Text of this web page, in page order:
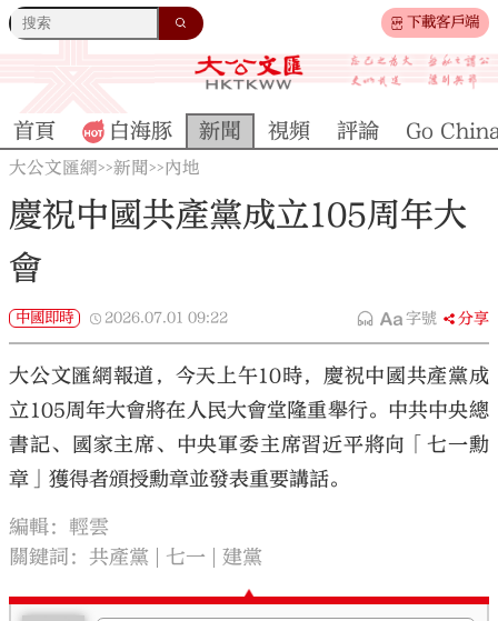
下載客戶端
首頁 白海豚 新聞 視頻 評論 Go
大公文匯網>>新聞>>內地
慶祝中國共產黨成立105周年大
會
中國即時 2026.07.01 09:22 字號 分享
大公文匯網報道，今天上午10時，慶祝中國共產黨成
立105周年大會將在人民大會堂隆重舉行。中共中央總
書記、國家主席、中央軍委主席習近平將向「七一勳
章」獲得者頒授勳章並發表重要講話。
編輯：輕雲
關鍵詞：共產黨 七一 建黨